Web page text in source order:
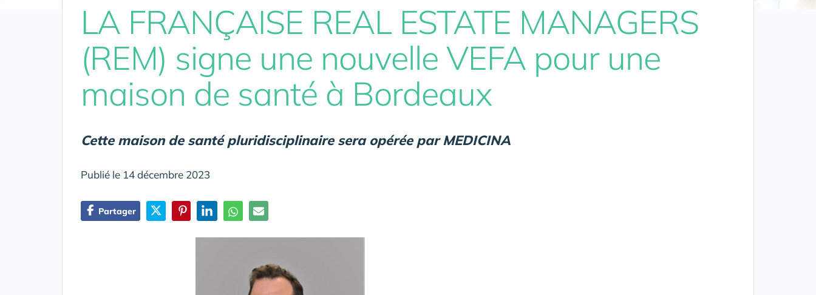
LA FRANÇAISE REAL ESTATE MANAGERS
(REM) signe une nouvelle VEFA pour une
maison de santé à Bordeaux
Cette maison de santé pluridisciplinaire sera opérée par MEDICINA
Publié le 14 décembre 2023
Partager